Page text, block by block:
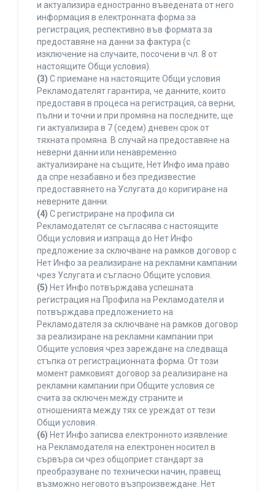
и актуализира едностранно въведената от него
информация в електронната форма за
регистрация, респективно във формата за
предоставяне на данни за фактура (с
изключение на случаите, посочени в чл. 8 от
настоящите Общи условия).
(3) С приемане на настоящите Общи условия
Рекламодателят гарантира, че данните, които
предоставя в процеса на регистрация, са верни,
пълни и точни и при промяна на последните, ще
ги актуализира в 7 (седем) дневен срок от
тяхната промяна. В случай на предоставяне на
неверни данни или ненавременно
актуализиране на същите, Нет Инфо има право
да спре незабавно и без предизвестие
предоставянето на Услугата до коригиране на
неверните данни.
(4) С регистриране на профила си
Рекламодателят се съгласява с настоящите
Общи условия и изпраща до Нет Инфо
предложение за сключване на рамков договор с
Нет Инфо за реализиране на рекламни кампании
чрез Услугата и съгласно Общите условия.
(5) Нет Инфо потвърждава успешната
регистрация на Профила на Рекламодателя и
потвърждава предложението на
Рекламодателя за сключване на рамков договор
за реализиране на рекламни кампании при
Общите условия чрез зареждане на следваща
стъпка от регистрационната форма. От този
момент рамковият договор за реализиране на
рекламни кампании при Общите условия се
счита за сключен между страните и
отношенията между тях се уреждат от тези
Общи условия.
(6) Нет Инфо записва електронното изявление
на Рекламодателя на електронен носител в
сървъра си чрез общоприет стандарт за
преобразуване по технически начин, правещ
възможно неговото възпроизвеждане. Нет